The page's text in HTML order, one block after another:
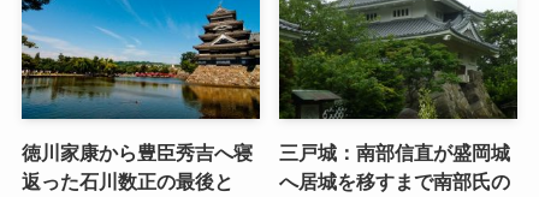
徳川家康から豊臣秀吉へ寝
返った石川数正の最後と
三戸城：南部信直が盛岡城
へ居城を移すまで南部氏の